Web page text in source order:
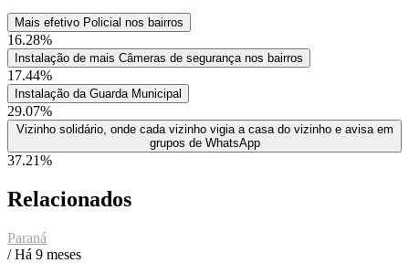
Mais efetivo Policial nos bairros
16.28%
Instalação de mais Câmeras de segurança nos bairros
17.44%
Instalação da Guarda Municipal
29.07%
Vizinho solidário, onde cada vizinho vigia a casa do vizinho e avisa em
grupos de WhatsApp
37.21%
Relacionados
Paraná
/ Há 9 meses